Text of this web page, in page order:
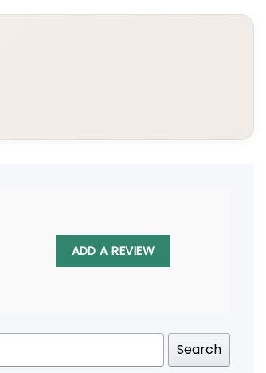
ADD A REVIEW
Search